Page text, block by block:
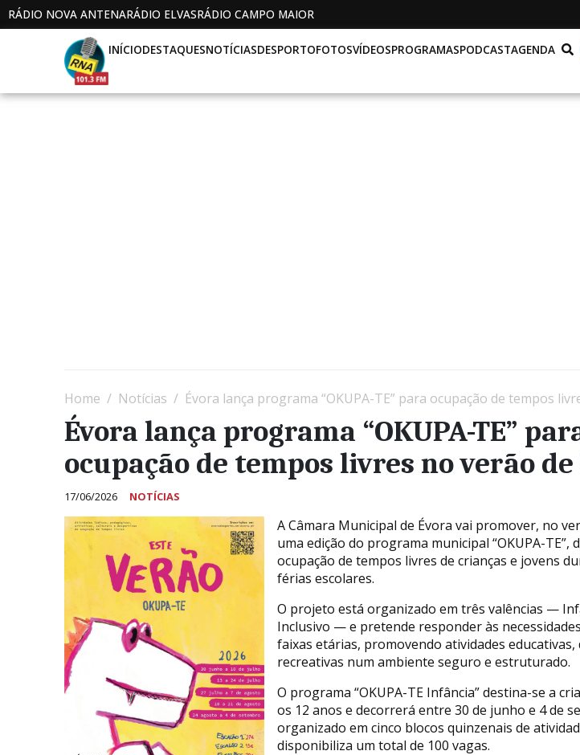
RÁDIO NOVA ANTENARÁDIO ELVASRÁDIO CAMPO MAIOR
INÍCIODESTAQUESNOTÍCIASDESPORTOFOTOSVÍDEOSPROGRAMASPODCASTAGENDA
Home Notícias Évora lança programa “OKUPA-TE” para ocupação de tempos
Évora lança programa “OKUPA-TE”
ocupação de tempos livres no verão de
17/06/2026 NOTÍCIAS
A Câmara Municipal de Évora vai promover, no
uma edição do programa municipal “OKUPA-TE”,
ocupação de tempos livres de crianças e jovens
férias escolares.
O projeto está organizado em três valências —
Inclusivo — e pretende responder às
faixas etárias, promovendo atividades educativas,
recreativas num ambiente seguro e estruturado.
O programa “OKUPA-TE Infância” destina-se a
os 12 anos e decorrerá entre 30 de junho e 4 de
organizado em cinco blocos quinzenais de
disponibiliza um total de 100 vagas.